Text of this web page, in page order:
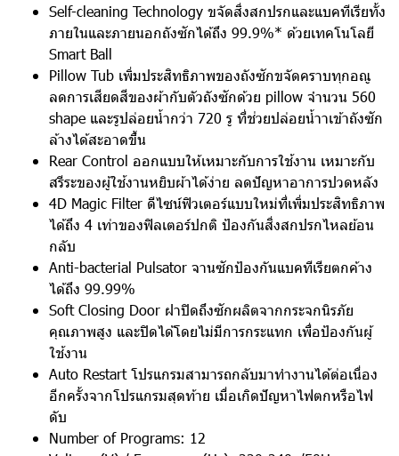
Self-cleaning Technology ขจัดสิ่งสกปรกและแบคทีเรียทั้ง
ภายในและภายนอกถังซักได้ถึง 99.9%* ด้วยเทคโนโลยี
Smart Ball
Pillow Tub เพิ่มประสิทธิภาพของถังซักขจัดคราบทุกอณู
ลดการเสียดสีของผ้ากับตัวถังซักด้วย pillow จำนวน 560
shape และรูปล่อยน้ำกว่า 720 รู ที่ช่วยปล่อยน้ำาเข้าถังซัก
ล้างได้สะอาดขึ้น
Rear Control ออกแบบให้เหมาะกับการใช้งาน เหมาะกับ
สรีระของผู้ใช้งานหยิบผ้าได้ง่าย ลดปัญหาอาการปวดหลัง
4D Magic Filter ดีไซน์ฟิวเตอร์แบบใหม่ที่เพิ่มประสิทธิภาพ
ได้ถึง 4 เท่าของฟิลเตอร์ปกติ ป้องกันสิ่งสกปรกไหลย้อน
กลับ
Anti-bacterial Pulsator จานซักป้องกันแบคทีเรียตกค้าง
ได้ถึง 99.99%
Soft Closing Door ฝาปิดถึงซักผลิตจากกระจกนิรภัย
คุณภาพสูง และปิดได้โดยไม่มีการกระแทก เพื่อป้องกันผู้
ใช้งาน
Auto Restart โปรแกรมสามารถกลับมาทำงานได้ต่อเนื่อง
อีกครั้งจากโปรแกรมสุดท้าย เมื่อเกิดปัญหาไฟตกหรือไฟ
ดับ
Number of Programs: 12